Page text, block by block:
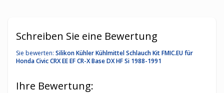
Schreiben Sie eine Bewertung
Sie bewerten: Silikon Kühler Kühlmittel Schlauch Kit FMIC.EU für
Honda Civic CRX EE EF CR-X Base DX HF Si 1988-1991
Ihre Bewertung: